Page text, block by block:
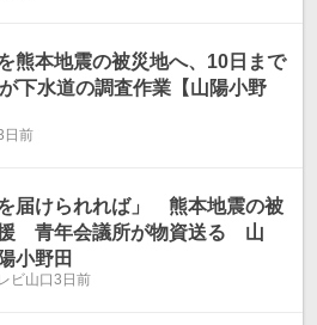
熊本地震の被災地へ、10日まで
下水道の調査作業【山陽小野
日前
を届けられれば」 熊本地震の被
青年会議所が物資送る 山
小野田
ビ山口3日前